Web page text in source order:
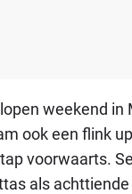
weekend
ook een flink
voorwaarts.
als